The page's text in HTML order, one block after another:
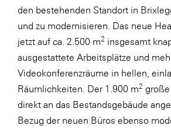
Fahrzeugtechnik
WKS Fachgruppe
WK UBIT
Zühlke
Media
den bestehenden Standort in
und zu modernisieren. Das neue
jetzt auf ca. 2.500 m2 insgesamt
ausgestattete Arbeitsplätze und
Videokonferenzräume in hellen,
Räumlichkeiten. Der 1.900 m2
direkt an das Bestandsgebäude
Bezug der neuen Büros ebenso